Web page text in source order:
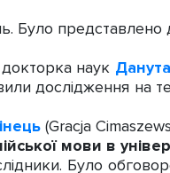
Було представлено
наук
дослідження на
(Gracja
мови в
Було